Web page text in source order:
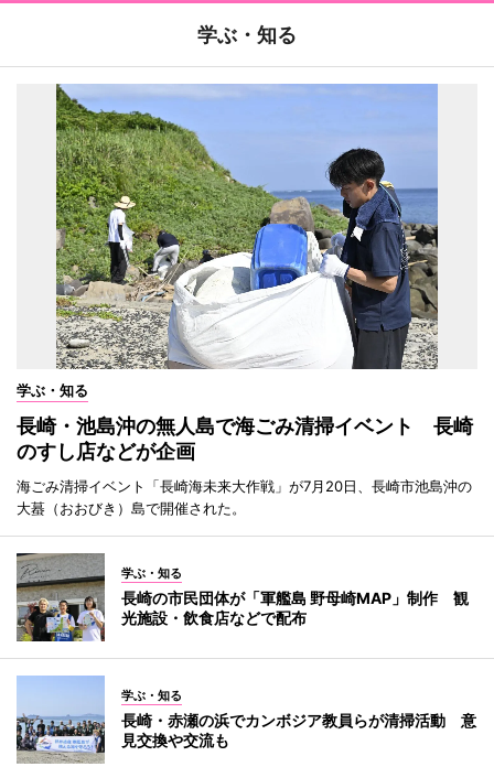
学ぶ・知る
学ぶ・知る
長崎・池島沖の無人島で海ごみ清掃イベント 長崎
のすし店などが企画
海ごみ清掃イベント「長崎海未来大作戦」が7月20日、長崎市池島沖の
大蟇（おおびき）島で開催された。
学ぶ・知る
長崎の市民団体が「軍艦島 野母崎MAP」制作 観
光施設・飲食店などで配布
学ぶ・知る
長崎・赤瀬の浜でカンボジア教員らが清掃活動 意
見交換や交流も